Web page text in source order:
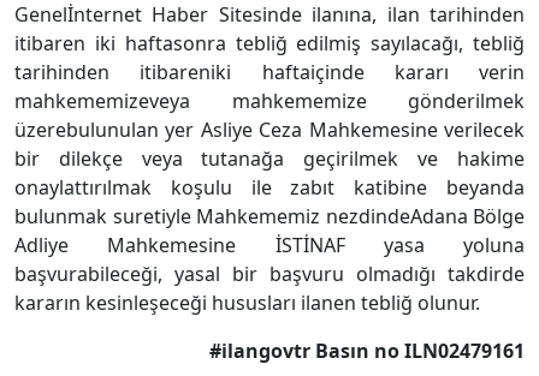
Genelİnternet Haber Sitesinde ilanına, ilan tarihinden
itibaren iki haftasonra tebliğ edilmiş sayılacağı, tebliğ
tarihinden itibareniki haftaiçinde kararı verin
mahkememizeveya mahkememize gönderilmek
üzerebulunulan yer Asliye Ceza Mahkemesine verilecek
bir dilekçe veya tutanağa geçirilmek ve hakime
onaylattırılmak koşulu ile zabıt katibine beyanda
bulunmak suretiyle Mahkememiz nezdindeAdana Bölge
Adliye Mahkemesine İSTİNAF yasa yoluna
başvurabileceği, yasal bir başvuru olmadığı takdirde
kararın kesinleşeceği hususları ilanen tebliğ olunur.
#ilangovtr Basın no ILN02479161